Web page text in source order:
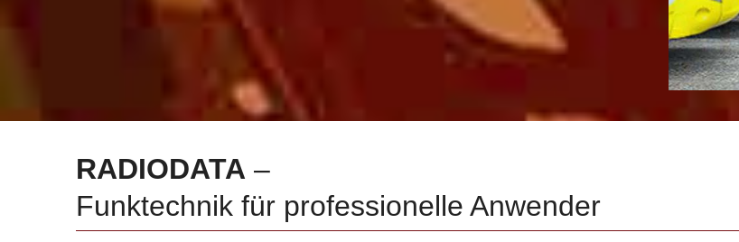
RADIODATA –
Funktechnik für professionelle Anwender